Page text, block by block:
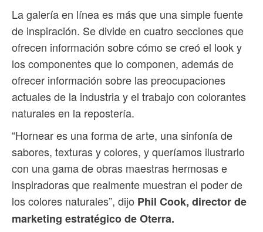
La galería en línea es más que una simple fuente
de inspiración. Se divide en cuatro secciones que
ofrecen información sobre cómo se creó el look y
los componentes que lo componen, además de
ofrecer información sobre las preocupaciones
actuales de la industria y el trabajo con colorantes
naturales en la repostería.
“Hornear es una forma de arte, una sinfonía de
sabores, texturas y colores, y queríamos ilustrarlo
con una gama de obras maestras hermosas e
inspiradoras que realmente muestran el poder de
los colores naturales”, dijo Phil Cook, director de
marketing estratégico de Oterra.